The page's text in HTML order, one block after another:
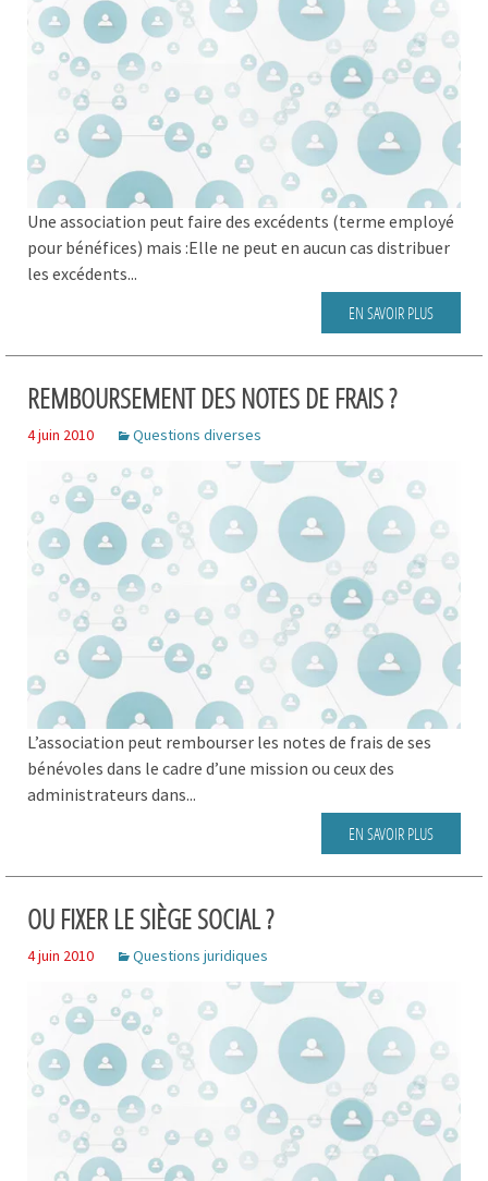
Une association peut faire des excédents (terme employé
pour bénéfices) mais :Elle ne peut en aucun cas distribuer
les excédents...
EN SAVOIR PLUS
REMBOURSEMENT DES NOTES DE FRAIS ?
4 juin 2010 Questions diverses
L’association peut rembourser les notes de frais de ses
bénévoles dans le cadre d’une mission ou ceux des
administrateurs dans...
EN SAVOIR PLUS
OU FIXER LE SIÈGE SOCIAL ?
4 juin 2010 Questions juridiques